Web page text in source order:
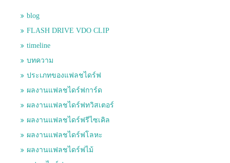
blog
FLASH DRIVE VDO CLIP
timeline
บทความ
ประเภทของแฟลชไดร์ฟ
ผลงานแฟลชไดร์ฟการ์ด
ผลงานแฟลชไดร์ฟทวิสเตอร์
ผลงานแฟลชไดร์ฟรีไซเคิล
ผลงานแฟลชไดร์ฟโลหะ
ผลงานแฟลชไดร์ฟไม้